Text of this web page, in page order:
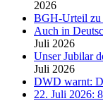
2026
BGH-Urteil zu
Auch in
Juli 2026
Unser Jubilar
Juli 2026
DWD warnt:
22. Juli 2026: